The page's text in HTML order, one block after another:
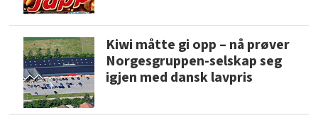
Kiwi måtte gi opp – nå prøver
Norgesgruppen-selskap seg
igjen med dansk lavpris